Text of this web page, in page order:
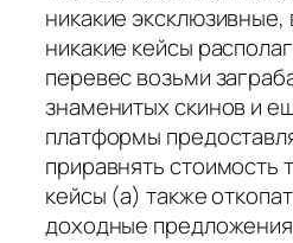
никакие эксклюзивные,
никакие кейсы
перевес возьми
знаменитых скинов и
платформы
приравнять стоимость
кейсы (а) также
доходные